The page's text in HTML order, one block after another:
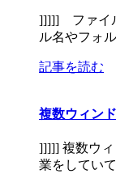
]]]]] ファイ
ル名やフォ
記事を読む
複数ウィン
]]]]] 複数ウ
業をしていて